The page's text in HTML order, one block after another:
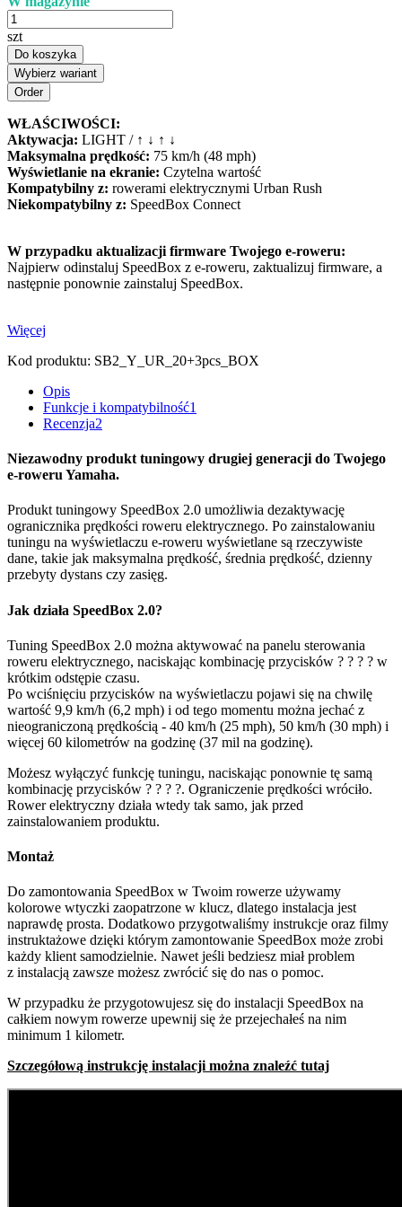
szt
Do koszyka
Wybierz wariant
WŁAŚCIWOŚCI:
Aktywacja: LIGHT / ↑ ↓ ↑ ↓
Maksymalna prędkość: 75 km/h (48 mph)
Wyświetlanie na ekranie: Czytelna wartość
Kompatybilny z: rowerami elektrycznymi Urban Rush
Niekompatybilny z: SpeedBox Connect
W przypadku aktualizacji firmware Twojego e-roweru:
Najpierw odinstaluj SpeedBox z e-roweru, zaktualizuj firmware, a
następnie ponownie zainstaluj SpeedBox.
Więcej
Kod produktu: SB2_Y_UR_20+3pcs_BOX
Opis
Funkcje i kompatybilność1
Recenzja2
Niezawodny produkt tuningowy drugiej generacji do Twojego
e-roweru Yamaha.
Produkt tuningowy SpeedBox 2.0 umożliwia dezaktywację
ogranicznika prędkości roweru elektrycznego. Po zainstalowaniu
tuningu na wyświetlaczu e-roweru wyświetlane są rzeczywiste
dane, takie jak maksymalna prędkość, średnia prędkość, dzienny
przebyty dystans czy zasięg.
Jak działa SpeedBox 2.0?
Tuning SpeedBox 2.0 można aktywować na panelu sterowania
roweru elektrycznego, naciskając kombinację przycisków ? ? ? ? w
krótkim odstępie czasu.
Po wciśnięciu przycisków na wyświetlaczu pojawi się na chwilę
wartość 9,9 km/h (6,2 mph) i od tego momentu można jechać z
nieograniczoną prędkością - 40 km/h (25 mph), 50 km/h (30 mph) i
więcej 60 kilometrów na godzinę (37 mil na godzinę).
Możesz wyłączyć funkcję tuningu, naciskając ponownie tę samą
kombinację przycisków ? ? ? ?. Ograniczenie prędkości wróciło.
Rower elektryczny działa wtedy tak samo, jak przed
zainstalowaniem produktu.
Montaż
Do zamontowania SpeedBox w Twoim rowerze używamy
kolorowe wtyczki zaopatrzone w klucz, dlatego instalacja jest
naprawdę prosta. Dodatkowo przygotwaliśmy instrukcje oraz filmy
instruktażowe dzięki którym zamontowanie SpeedBox może zrobi
każdy klient samodzielnie. Nawet jeśli bedziesz miał problem
z instalacją zawsze możesz zwrócić się do nas o pomoc.
W przypadku że przygotowujesz się do instalacji SpeedBox na
całkiem nowym rowerze upewnij się że przejechałeś na nim
minimum 1 kilometr.
Szczegółową instrukcję instalacji można znaleźć tutaj